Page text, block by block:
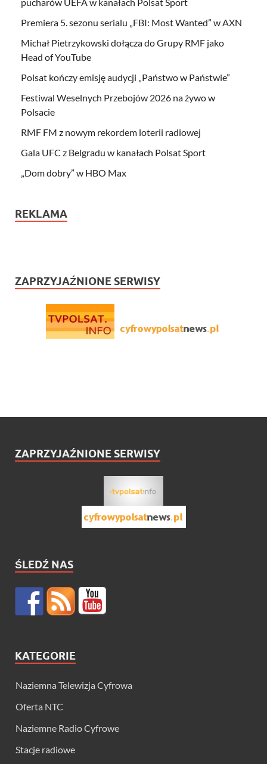
Premiera 5. sezonu serialu „FBI: Most Wanted” w AXN
Michał Pietrzykowski dołącza do Grupy RMF jako
Head of YouTube
Polsat kończy emisję audycji „Państwo w Państwie”
Festiwal Weselnych Przebojów 2026 na żywo w
Polsacie
RMF FM z nowym rekordem loterii radiowej
Gala UFC z Belgradu w kanałach Polsat Sport
„Dom dobry” w HBO Max
REKLAMA
ZAPRZYJAŹNIONE SERWISY
ZAPRZYJAŹNIONE SERWISY
ŚLEDŹ NAS
KATEGORIE
Naziemna Telewizja Cyfrowa
Oferta NTC
Naziemne Radio Cyfrowe
Stacje radiowe